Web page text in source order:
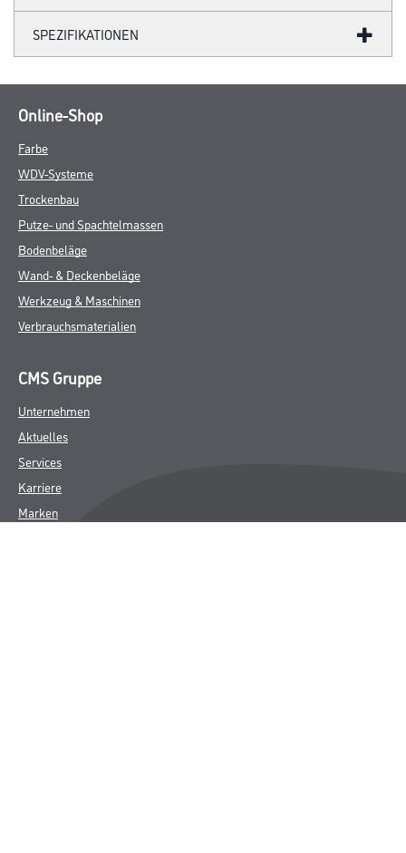
SPEZIFIKATIONEN
Online-Shop
Farbe
WDV-Systeme
Trockenbau
Putze- und Spachtelmassen
Bodenbeläge
Wand- & Deckenbeläge
Werkzeug & Maschinen
Verbrauchsmaterialien
CMS Gruppe
Unternehmen
Aktuelles
Services
Karriere
Marken